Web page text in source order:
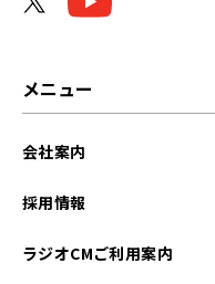
メニュー
会社案内
採用情報
ラジオCMご利用案内